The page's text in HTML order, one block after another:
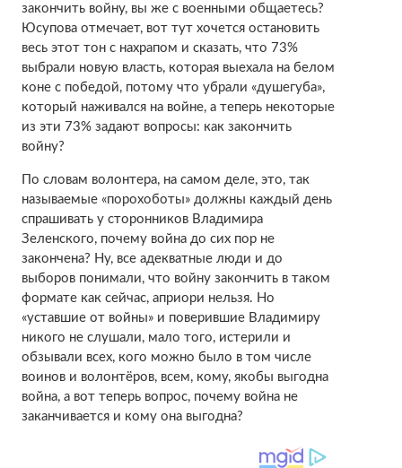
закончить войну, вы же с военными общаетесь?
Юсупова отмечает, вот тут хочется остановить
весь этот тон с нахрапом и сказать, что 73%
выбрали новую власть, которая выехала на белом
коне с победой, потому что убрали «душегуба»,
который наживался на войне, а теперь некоторые
из эти 73% задают вопросы: как закончить
войну?
По словам волонтера, на самом деле, это, так
называемые «порохоботы» должны каждый день
спрашивать у сторонников Владимира
Зеленского, почему война до сих пор не
закончена? Ну, все адекватные люди и до
выборов понимали, что войну закончить в таком
формате как сейчас, априори нельзя. Но
«уставшие от войны» и поверившие Владимиру
никого не слушали, мало того, истерили и
обзывали всех, кого можно было в том числе
воинов и волонтёров, всем, кому, якобы выгодна
война, а вот теперь вопрос, почему война не
заканчивается и кому она выгодна?